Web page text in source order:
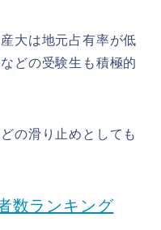
大は地元占有率が低
どの受験生も積極的
の滑り止めとしても
数ランキング